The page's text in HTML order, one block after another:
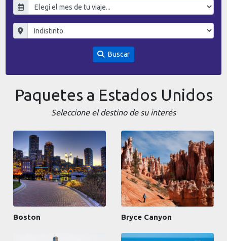
Buscar
Paquetes a Estados Unidos
Seleccione el destino de su interés
Boston Bryce Canyon